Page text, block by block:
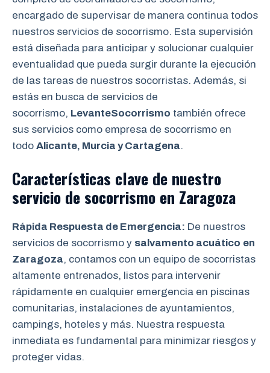
encargado de supervisar de manera continua todos
nuestros servicios de socorrismo. Esta supervisión
está diseñada para anticipar y solucionar cualquier
eventualidad que pueda surgir durante la ejecución
de las tareas de nuestros socorristas. Además, si
estás en busca de servicios de
socorrismo, LevanteSocorrismo también ofrece
sus servicios como empresa de socorrismo en
todo Alicante, Murcia y Cartagena.
Características clave de nuestro
servicio de socorrismo en Zaragoza
Rápida Respuesta de Emergencia: De nuestros
servicios de socorrismo y salvamento acuático en
Zaragoza, contamos con un equipo de socorristas
altamente entrenados, listos para intervenir
rápidamente en cualquier emergencia en piscinas
comunitarias, instalaciones de ayuntamientos,
campings, hoteles y más. Nuestra respuesta
inmediata es fundamental para minimizar riesgos y
proteger vidas.